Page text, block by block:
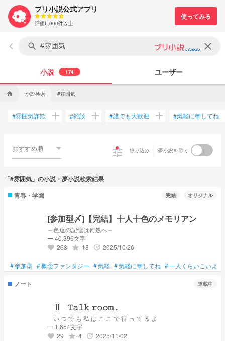
プリ小説公式アプリ
評価6,000件以上
keyboard_arrow_left search clear
小説 174 ユーザー
home 小説検索 #雰囲気
#雰囲気詐欺 add #雑談 add #誰でも大歓迎 add #気軽に💬してね
おすすめ順 tune 絞り込み 夢小説を除く
「#雰囲気」の小説・夢小説検索結果
青春・学園
完結 オリジナル
[参加型〆]【完結】十人十色のメモリアン
～色達の記憶は何処へ～
ー 40,396文字
favorite 268 grade 18 update 2025/10/26
#参加型 #概念ファンタジー #気軽 #気軽に💬してね #一人くらいこいよ
ノート 連載中
II 𝚃𝚊𝚕𝚔 𝚛𝚘𝚘𝚖 .
い つ で も 私 は こ こ で 待 っ て る よ
ー 1,654文字
favorite 29 grade 4 update 2025/11/02